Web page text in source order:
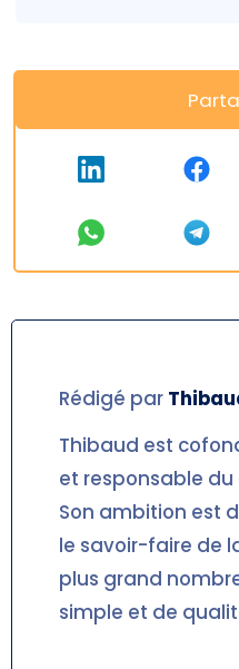
Rédigé par
Thibaud est
et responsable
Son ambition est
le savoir-faire de
plus grand
simple et de